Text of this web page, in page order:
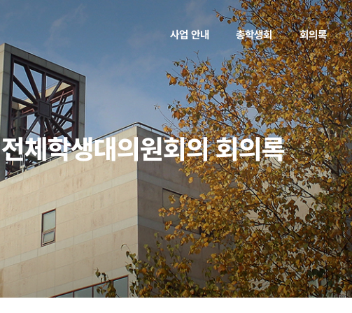
사업 안내 총학생회 회의록
전체학생대의원회의 회의록